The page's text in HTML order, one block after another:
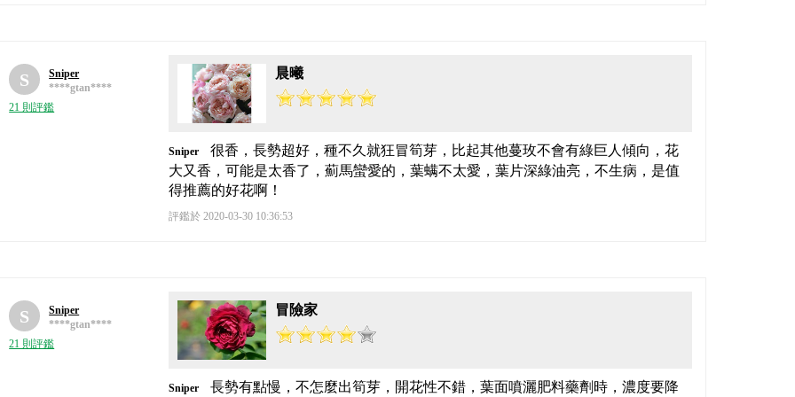
S
Sniper
****gtan****
21 則評鑑
晨曦
Sniper
很香，長勢超好，種不久就狂冒筍芽，比起其他蔓玫不會有綠巨人傾向，花
大又香，可能是太香了，薊馬蠻愛的，葉螨不太愛，葉片深綠油亮，不生病，是值
得推薦的好花啊！
評鑑於 2020-03-30 10:36:53
S
Sniper
****gtan****
21 則評鑑
冒險家
Sniper
長勢有點慢，不怎麼出筍芽，開花性不錯，葉面噴灑肥料藥劑時，濃度要降